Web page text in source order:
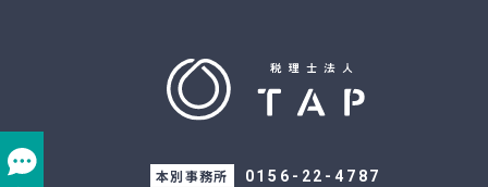
本別事務所 0156-22-4787